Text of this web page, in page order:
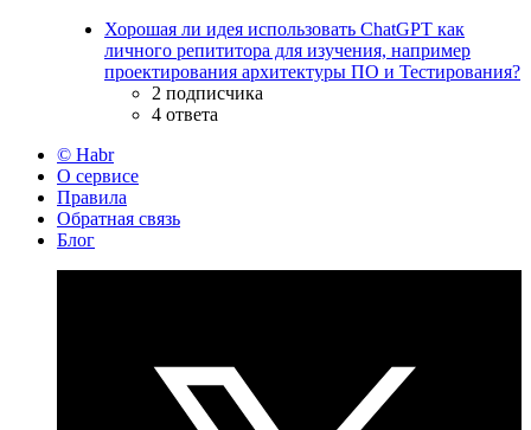
Хорошая ли идея использовать ChatGPT как
личного репититора для изучения, например
проектирования архитектуры ПО и Тестирования?
2 подписчика
4 ответа
© Habr
О сервисе
Правила
Обратная связь
Блог